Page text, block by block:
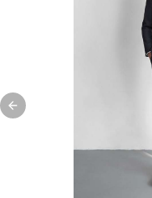
Previous slide